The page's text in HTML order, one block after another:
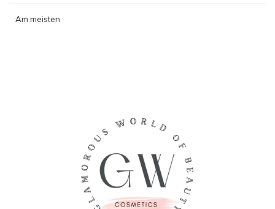
Am meisten